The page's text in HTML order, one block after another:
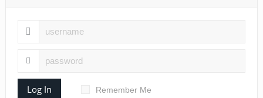
Log In Remember Me